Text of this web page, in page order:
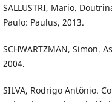
SALLUSTRI, Mario.
Paulo: Paulus, 2013.
SCHWARTZMAN, Simon.
2004.
SILVA, Rodrigo Antônio.